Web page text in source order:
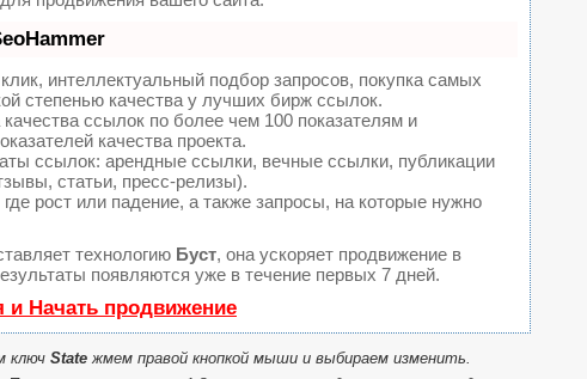
интеллектуальный подбор запросов, покупка самых
степенью качества у лучших бирж ссылок.
ссылок по более чем 100 показателям и
качества проекта.
ссылок: арендные ссылки, вечные ссылки, публикации
статьи, пресс-релизы).
рост или падение, а также запросы, на которые нужно
технологию Буст, она ускоряет продвижение в
появляются уже в течение первых 7 дней.
и Начать продвижение
ключ State жмем правой кнопкой мыши и выбираем изменить.